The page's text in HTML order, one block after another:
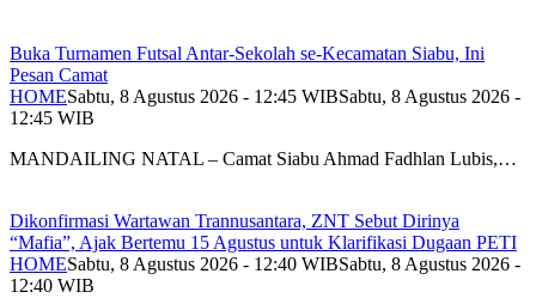
Buka Turnamen Futsal Antar-Sekolah se-Kecamatan Siabu, Ini
Pesan Camat
HOMESabtu, 8 Agustus 2026 - 12:45 WIBSabtu, 8 Agustus 2026 -
12:45 WIB
MANDAILING NATAL – Camat Siabu Ahmad Fadhlan Lubis,…
Dikonfirmasi Wartawan Trannusantara, ZNT Sebut Dirinya
“Mafia”, Ajak Bertemu 15 Agustus untuk Klarifikasi Dugaan PETI
HOMESabtu, 8 Agustus 2026 - 12:40 WIBSabtu, 8 Agustus 2026 -
12:40 WIB